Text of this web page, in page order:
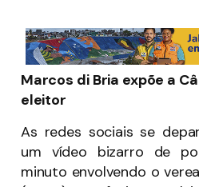
Marcos di Bria expõe a
eleitor
As redes sociais se
um vídeo bizarro de
minuto envolvendo o